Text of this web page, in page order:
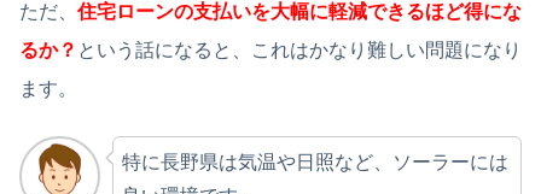
ただ、 住宅ローンの支払いを大幅に軽減できるほど得にな
るか？ という話になると、これはかなり難しい問題になり
ます。
特に長野県は気温や日照など、ソーラーには